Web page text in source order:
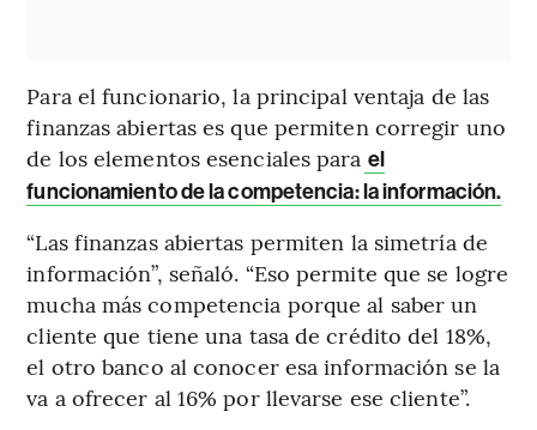
Para el funcionario, la principal ventaja de las
finanzas abiertas es que permiten corregir uno
de los elementos esenciales para el
funcionamiento de la competencia: la información.
“Las finanzas abiertas permiten la simetría de
información”, señaló. “Eso permite que se logre
mucha más competencia porque al saber un
cliente que tiene una tasa de crédito del 18%,
el otro banco al conocer esa información se la
va a ofrecer al 16% por llevarse ese cliente”.